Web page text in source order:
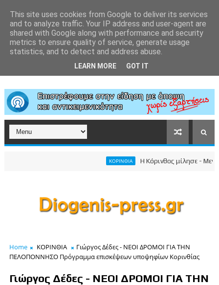
ΚΟΡΙΝΘΙΑ Η Κόρινθος μίλησε -
Home ΚΟΡΙΝΘΙΑ
Γιώργος Δέδες - ΝΕΟΙ ΔΡΟΜΟΙ ΓΙΑ ΤΗΝ
ΠΕΛΟΠΟΝΝΗΣΟ Πρόγραμμα επισκέψεων υποψηφίων Κορινθίας
Γιώργος Δέδες - ΝΕΟΙ ΔΡΟΜΟΙ ΓΙΑ ΤΗΝ
This site uses cookies from Google to deliver its services
and to analyze traffic. Your IP address and user-agent are
shared with Google along with performance and security
metrics to ensure quality of service, generate usage
statistics, and to detect and address abuse.
LEARN MORE GOT IT